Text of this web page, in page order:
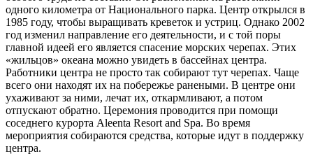
одного километра от Национального парка. Центр открылся в
1985 году, чтобы выращивать креветок и устриц. Однако 2002
год изменил направление его деятельности, и с той поры
главной идеей его является спасение морских черепах. Этих
«жильцов» океана можно увидеть в бассейнах центра.
Работники центра не просто так собирают тут черепах. Чаще
всего они находят их на побережье ранеными. В центре они
ухаживают за ними, лечат их, откармливают, а потом
отпускают обратно. Церемония проводится при помощи
соседнего курорта Aleenta Resort and Spa. Во время
мероприятия собираются средства, которые идут в поддержку
центра.